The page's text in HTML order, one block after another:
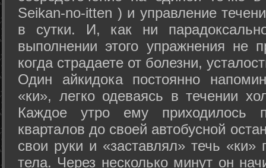
Seikan-­no-­itten ) и управление
в сутки. И, как ни
выполнении этого упражнения не
когда страдаете от болезни,
Один айкидока постоянно
«ки», легко одеваясь в течении
Каждое утро ему приходилось
кварталов до своей автобусной
свои руки и «заставлял» течь «ки»
тела. Через несколько минут он